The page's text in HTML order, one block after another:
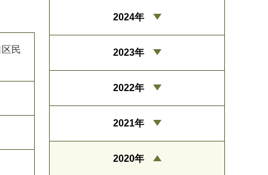
民
2024年
2023年
2022年
2021年
2020年